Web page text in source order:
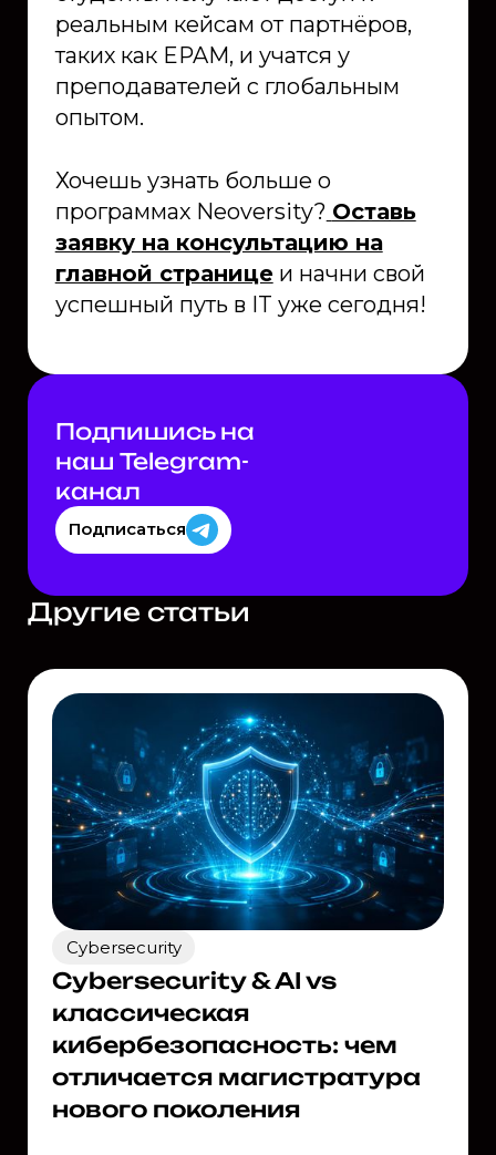
Подпишись на
наш Telegram-
канал
Подписаться
Другие статьи
Cybersecurity
Cybersecurity & AI vs
классическая
кибербезопасность: чем
отличается магистратура
нового поколения
реальным кейсам от партнёров,
таких как EPAM, и учатся у
преподавателей с глобальным
опытом.
Хочешь узнать больше о
программах Neoversity? Оставь
заявку на консультацию на
главной страницеи начни свой
успешный путь в IT уже сегодня!